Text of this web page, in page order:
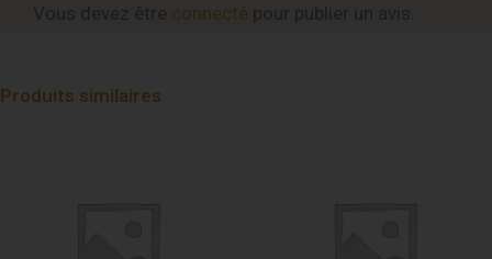
connecté
Produits similaires